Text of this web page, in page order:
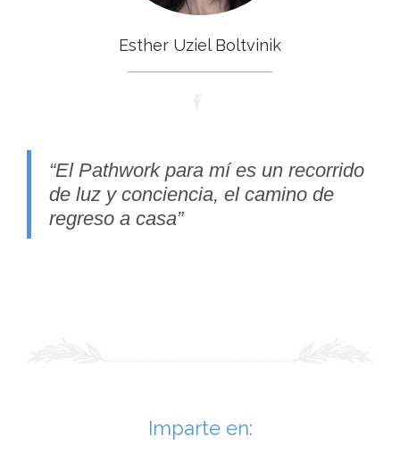
Esther Uziel Boltvinik
“El Pathwork para mí es un recorrido
de luz y conciencia, el camino de
regreso a casa”
Imparte en: